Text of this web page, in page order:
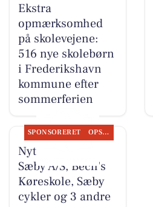
Ekstra
opmærksomhed
på skolevejene:
516 nye skolebørn
i Frederikshavn
kommune efter
sommerferien
SPONSORERET OPSLAGSTAVLEN
Nyt fra Nybolig
Sæby A/S, Bech's
Køreskole, Sæby
cykler og 3 andre